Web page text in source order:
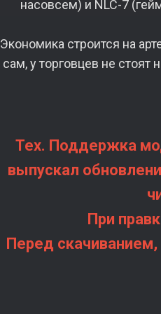
насовсем) и NLC-7
Экономика строится на
сам, у торговцев не
Тех. Поддержка
выпускал
При
Перед